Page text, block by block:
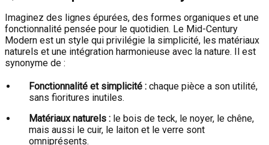
Imaginez des lignes épurées, des formes organiques et une
fonctionnalité pensée pour le quotidien. Le Mid-Century
Modern est un style qui privilégie la simplicité, les matériaux
naturels et une intégration harmonieuse avec la nature. Il est
synonyme de :
Fonctionnalité et simplicité : chaque pièce a son utilité,
sans fioritures inutiles.
Matériaux naturels : le bois de teck, le noyer, le chêne,
mais aussi le cuir, le laiton et le verre sont
omniprésents.